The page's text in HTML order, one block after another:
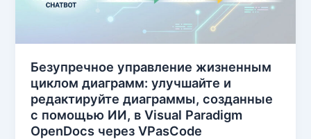
Безупречное управление жизненным
циклом диаграмм: улучшайте и
редактируйте диаграммы, созданные
с помощью ИИ, в Visual Paradigm
OpenDocs через VPasCode